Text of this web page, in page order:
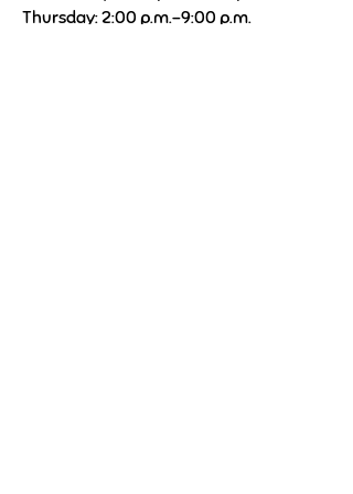
Thursday: 2:00 p.m.–9:00 p.m.